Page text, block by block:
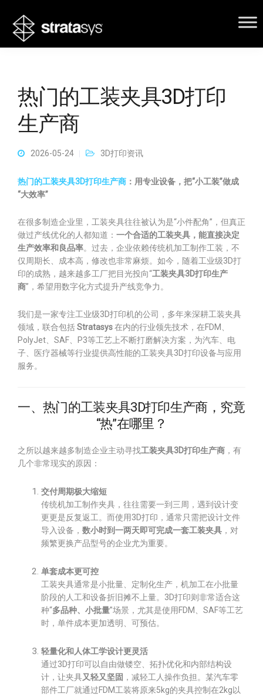
热门的工装夹具3D打印
生产商
2026-05-24 3D打印资讯
热门的工装夹具3D打印生产商 ：用专业设备，把“小工装”做成
“大效率”
在很多制造企业里，工装夹具往往被认为是“小件配角”，但真正
做过产线优化的人都知道： 一个合适的工装夹具，能直接决定
生产效率和良品率。过去，企业依赖传统机加工制作工装，不
仅周期长、成本高，修改也非常麻烦。如今，随着工业级3D打
印的成熟，越来越多工厂把目光投向“工装夹具3D打印生产
商”，希望用数字化方式提升产线竞争力。
我们是一家专注工业级3D打印机的公司，多年来深耕工装夹具
领域，联合包括Stratasys在内的行业领先技术，在FDM、
PolyJet、SAF、P3等工艺上不断打磨解决方案，为汽车、电
子、医疗器械等行业提供高性能的工装夹具3D打印设备与应用
服务。
一、热门的工装夹具3D打印生产商，究竟
“热”在哪里？
之所以越来越多制造企业主动寻找工装夹具3D打印生产商 ，有
几个非常现实的原因：
交付周期极大缩短
传统机加工制作夹具，往往需要一到三周，遇到设计变
更更是反复返工。而使用3D打印，通常只需把设计文件
导入设备， 数小时到一两天即可完成一套工装夹具 ，对
频繁更换产品型号的企业尤为重要。
单套成本更可控
工装夹具通常是小批量、定制化生产，机加工在小批量
阶段的人工和设备折旧摊不上量。3D打印则非常适合这
种“多品种、小批量”场景，尤其是使用FDM、SAF等工艺
时，单件成本更加透明、可预估。
轻量化和人体工学设计更灵活
通过3D打印可以自由做镂空、拓扑优化和内部结构设
计，让夹具又轻又坚固 ，减轻工人操作负担。某汽车零
部件工厂就通过FDM工装将原来5kg的夹具控制在2kg以